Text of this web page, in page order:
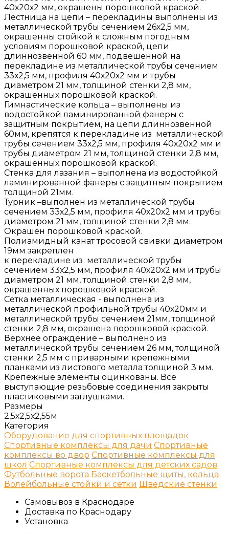
40х20х2 мм, окрашены порошковой краской.
Лестница на цепи – перекладины выполнены из
металлической трубы сечением 26х2,5 мм,
окрашенны стойкой к сложным погодным
условиям порошковой краской, цепи
длиннозвенной 60 мм, подвешенной на
перекладине из металлической трубы сечением
33х2,5 мм, профиля 40х20х2 мм и трубы
диаметром 21 мм, толщиной стенки 2,8 мм,
окрашенных порошковой краской.
Гимнастические кольца – выполнены из
водостойкой ламинированной фанеры с
защитным покрытием, на цепи длиннозвенной
60мм, крепятся к перекладине из металлической
трубы сечением 33х2,5 мм, профиля 40х20х2 мм и
трубы диаметром 21 мм, толщиной стенки 2,8 мм,
окрашенных порошковой краской.
Стенка для лазания – выполнена из водостойкой
ламинированной фанеры с защитным покрытием
толщиной 21мм.
Турник –выполнен из металлической трубы
сечением 33х2,5 мм, профиля 40х20х2 мм и трубы
диаметром 21 мм, толщиной стенки 2,8 мм.
Окрашен порошковой краской.
Полиамидный канат тросовой свивки диаметром
19мм закреплен
к перекладине из металлической трубы
сечением 33х2,5 мм, профиля 40х20х2 мм и трубы
диаметром 21 мм, толщиной стенки 2,8 мм,
окрашенных порошковой краской.
Сетка металлическая - выполнена из
металлической профильной трубы 40х20мм и
металлической трубы сечением 21мм, толщиной
стенки 2,8 мм, окрашена порошковой краской.
Верхнее ограждение – выполнено из
металлической трубы сечением 26 мм, толщиной
стенки 2,5 мм с приварными крепежными
планками из листового металла толщиной 3 мм.
Крепежные элементы оцинкованы. Все
выступающие резьбовые соединения закрыты
пластиковыми заглушками.
Размеры
2,5х2,5х2,55м
Категория
Оборудование для спортивных площадок
Спортивные комплексы для дачи Спортивные
комплексы во двор Спортивные комплексы для
школ Спортивные комплексы для детских садов
Футбольные ворота Баскетбольные щиты, кольца
Волейбольные стойки и сетки Шведские стенки
Самовывоз в Краснодаре
Доставка по Краснодару
Установка